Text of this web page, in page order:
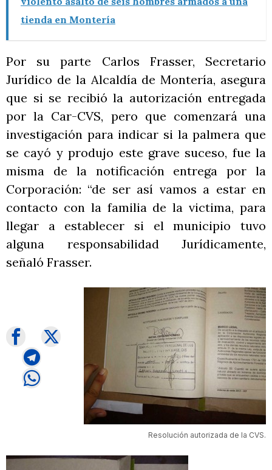
tienda en Montería
Por su parte Carlos Frasser, Secretario
Jurídico de la Alcaldía de Montería, asegura
que si se recibió la autorización entregada
por la Car-CVS, pero que comenzará una
investigación para indicar si la palmera que
se cayó y produjo este grave suceso, fue la
misma de la notificación entrega por la
Corporación: “de ser así vamos a estar en
contacto con la familia de la victima, para
llegar a establecer si el municipio tuvo
alguna responsabilidad Jurídicamente,
señaló Frasser.
Resolución autorizada de la CVS.